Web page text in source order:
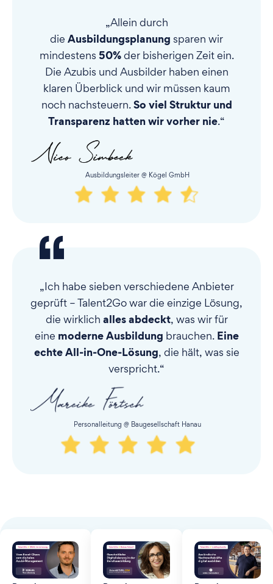
„Allein durch
die Ausbildungsplanung sparen wir
mindestens 50%der bisherigen Zeit ein.
Die Azubis und Ausbilder haben einen
klaren Überblick und wir müssen kaum
noch nachsteuern.So viel Struktur und
Transparenz hatten wir vorher nie.“
Ausbildungsleiter @ Kögel GmbH
„Ich habe sieben verschiedene Anbieter
geprüft – Talent2Go war die einzige Lösung,
die wirklich alles abdeckt, was wir für
eine moderne Ausbildung brauchen. Eine
echte All-in-One-Lösung, die hält, was sie
verspricht.“
Personalleitung @ Baugesellschaft Hanau